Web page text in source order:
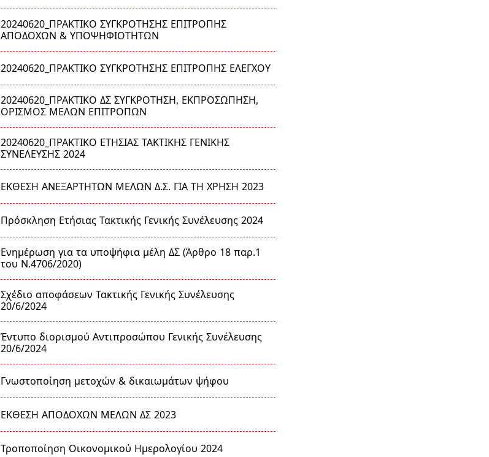
20240620_ΠΡΑΚΤΙΚΟ ΣΥΓΚΡΟΤΗΣΗΣ ΕΠΙΤΡΟΠΗΣ
ΑΠΟΔΟΧΩΝ & ΥΠΟΨΗΦΙΟΤΗΤΩΝ
20240620_ΠΡΑΚΤΙΚΟ ΣΥΓΚΡΟΤΗΣΗΣ ΕΠΙΤΡΟΠΗΣ ΕΛΕΓΧΟΥ
20240620_ΠΡΑΚΤΙΚΟ ΔΣ ΣΥΓΚΡΟΤΗΣΗ, ΕΚΠΡΟΣΩΠΗΣΗ,
ΟΡΙΣΜΟΣ ΜΕΛΩΝ ΕΠΙΤΡΟΠΩΝ
20240620_ΠΡΑΚΤΙΚΟ ΕΤΗΣΙΑΣ ΤΑΚΤΙΚΗΣ ΓΕΝΙΚΗΣ
ΣΥΝΕΛΕΥΣΗΣ 2024
ΕΚΘΕΣΗ ΑΝΕΞΑΡΤΗΤΩΝ ΜΕΛΩΝ Δ.Σ. ΓΙΑ ΤΗ ΧΡΗΣΗ 2023
Πρόσκληση Ετήσιας Τακτικής Γενικής Συνέλευσης 2024
Ενημέρωση για τα υποψήφια μέλη ΔΣ (Άρθρο 18 παρ.1
του Ν.4706/2020)
Σχέδιο αποφάσεων Τακτικής Γενικής Συνέλευσης
20/6/2024
Έντυπο διορισμού Αντιπροσώπου Γενικής Συνέλευσης
20/6/2024
Γνωστοποίηση μετοχών & δικαιωμάτων ψήφου
ΕΚΘΕΣΗ ΑΠΟΔΟΧΩΝ ΜΕΛΩΝ ΔΣ 2023
Τροποποίηση Οικονομικού Ημερολογίου 2024